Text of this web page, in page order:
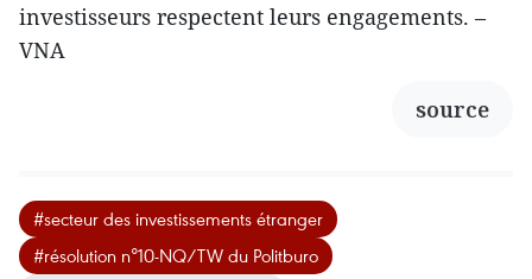
investisseurs respectent leurs engagements. –
VNA
source
#secteur des investissements étranger
#résolution n°10-NQ/TW du Politburo